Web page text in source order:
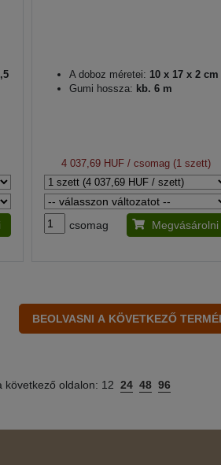
A doboz méretei: 10 x 17 x 2 cm
Gumi hossza: kb. 6 m
4 037,69 HUF / csomag (1 szett)
csomag Megvásárolni
következő oldalon: 12 24 48 96